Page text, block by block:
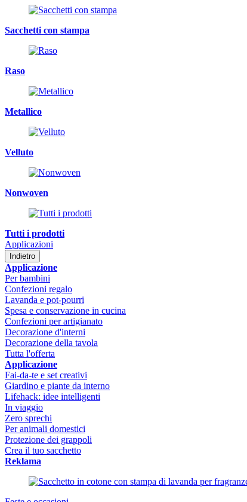
Sacchetti con stampa
Raso
Metallico
Velluto
Nonwoven
Tutti i prodotti
Applicazioni
Indietro
Applicazione
Per bambini
Confezioni regalo
Lavanda e pot-pourri
Spesa e conservazione in cucina
Confezioni per artigianato
Decorazione d'interni
Decorazione della tavola
Tutta l'offerta
Applicazione
Fai-da-te e set creativi
Giardino e piante da interno
Lifehack: idee intelligenti
In viaggio
Zero sprechi
Per animali domestici
Protezione dei grappoli
Crea il tuo sacchetto
Reklama